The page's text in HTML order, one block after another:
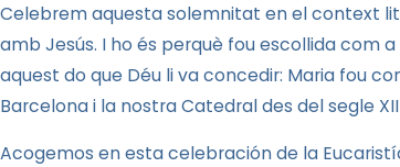
Celebrem aquesta solemnitat en el context
amb Jesús. I ho és perquè fou escollida com
aquest do que Déu li va concedir: Maria fou
Barcelona i la nostra Catedral des del segle
Acogemos en esta celebración de la